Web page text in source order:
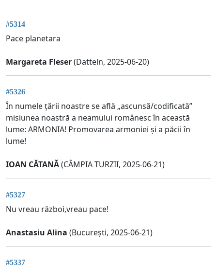
#5314
Pace planetara
Margareta Fleser(Datteln, 2025-06-20)
#5326
În numele țării noastre se află „ascunsă/codificată”
misiunea noastră a neamului românesc în această
lume: ARMONIA! Promovarea armoniei și a păcii în
lume!
IOAN CĂTANĂ(CÂMPIA TURZII, 2025-06-21)
#5327
Nu vreau război,vreau pace!
Anastasiu Alina (București, 2025-06-21)
#5337